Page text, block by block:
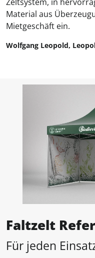
Material aus
Mietgeschäft ein.
Wolfgang Leopold,
Faltzelt
Für jeden